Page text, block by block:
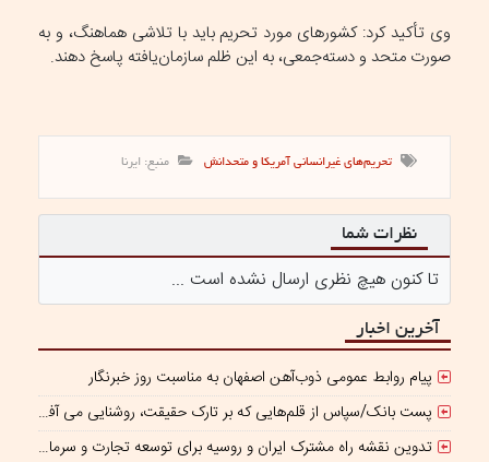
وی تأکید کرد: کشورهای مورد تحریم باید با تلاشی هماهنگ، و به
صورت متحد و دسته‌جمعی، به این ظلم سازمان‌یافته پاسخ دهند.
تحریم‌های غیرانسانی آمریکا و متحدانش منبع: ایرنا
نظرات شما
تا کنون هیچ نظری ارسال نشده است ...
آخرین اخبار
پیام روابط عمومی ذوب‌آهن اصفهان به مناسبت روز خبرنگار
پست بانک/سپاس از قلم‌هایی که بر تارک حقیقت، روشنایی می‌ آفرینند
تدوین نقشه راه مشترک ایران و روسیه برای توسعه تجارت و سرمایه‌گذاری صنعتی